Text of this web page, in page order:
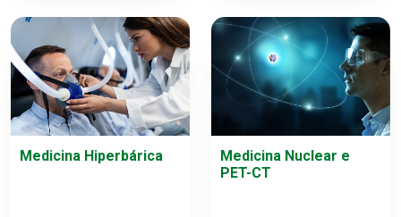
Medicina Hiperbárica
Medicina Nuclear e
PET-CT